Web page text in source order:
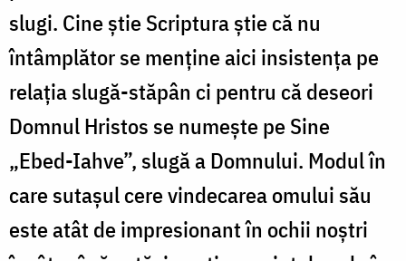
slugi. Cine știe Scriptura știe că nu
întâmplător se menține aici insistența pe
relația slugă-stăpân ci pentru că deseori
Domnul Hristos se numește pe Sine
„Ebed-Iahve”, slugă a Domnului. Modul în
care sutașul cere vindecarea omului său
este atât de impresionant în ochii noștri